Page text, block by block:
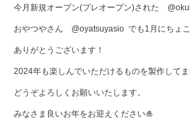
今月新規オープン(プレオープン)された
おやつやさん @oyatsuyasio でも1月にちょこ
ありがとうございます！
2024年も楽しんでいただけるものを製作してま
どうぞよろしくお願いいたします。
みなさま良いお年をお迎えください🎍